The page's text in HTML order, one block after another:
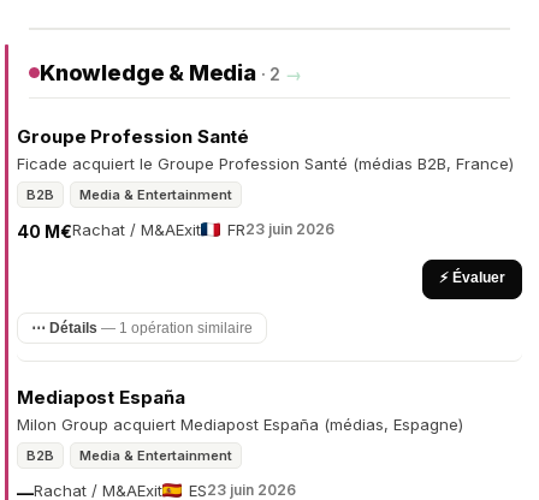
Knowledge & Media · 2 →
Groupe Profession Santé
Ficade acquiert le Groupe Profession Santé (médias B2B, France)
B2B Media & Entertainment
Rachat / M&A
40 M€ Exit FR23 juin 2026
⚡ Évaluer
⋯ Détails — 1 opération similaire
Mediapost España
Milon Group acquiert Mediapost España (médias, Espagne)
B2B Media & Entertainment
Rachat / M&A
— Exit ES23 juin 2026